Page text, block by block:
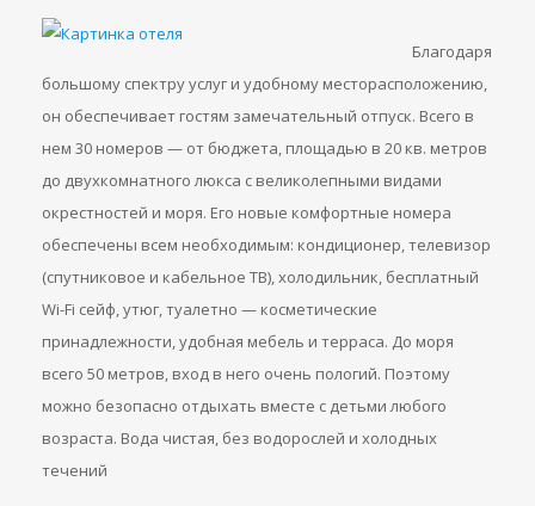
Благодаря
большому спектру услуг и удобному месторасположению,
он обеспечивает гостям замечательный отпуск. Всего в
нем 30 номеров — от бюджета, площадью в 20 кв. метров
до двухкомнатного люкса с великолепными видами
окрестностей и моря. Его новые комфортные номера
обеспечены всем необходимым: кондиционер, телевизор
(спутниковое и кабельное ТВ), холодильник, бесплатный
Wi-Fi сейф, утюг, туалетно — косметические
принадлежности, удобная мебель и терраса. До моря
всего 50 метров, вход в него очень пологий. Поэтому
можно безопасно отдыхать вместе с детьми любого
возраста. Вода чистая, без водорослей и холодных
течений